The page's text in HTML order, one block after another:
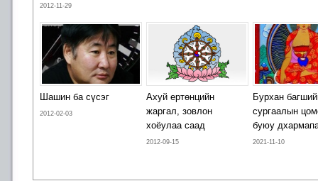
2012-11-29
Шашин ба сүсэг
2012-02-03
Ахуй ертөнцийн
жаргал, зовлон
хоёулаа саад
2012-09-15
Бурхан
сургаалын
буюу
2021-11-10